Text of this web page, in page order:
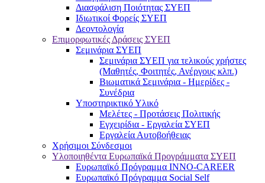
Διασφάλιση Ποιότητας ΣΥΕΠ
Ιδιωτικοί Φορείς ΣΥΕΠ
Δεοντολογία
Επιμορφωτικές Δράσεις ΣΥΕΠ
Σεμινάρια ΣΥΕΠ
Σεμινάρια ΣΥΕΠ για τελικούς χρήστες
(Μαθητές, Φοιτητές, Ανέργους κλπ.)
Βιωματικά Σεμινάρια - Ημερίδες -
Συνέδρια
Υποστηρικτικό Υλικό
Μελέτες - Προτάσεις Πολιτικής
Εγχειρίδια - Εργαλεία ΣΥΕΠ
Εργαλεία Αυτοβοήθειας
Χρήσιμοι Σύνδεσμοι
Υλοποιηθέντα Ευρωπαϊκά Προγράμματα ΣΥΕΠ
Ευρωπαϊκό Πρόγραμμα INNO-CAREER
Ευρωπαϊκό Πρόγραμμα Social Self